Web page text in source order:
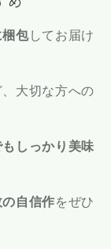
包してお届け
大切な方への
もしっかり美味
自信作をぜひ